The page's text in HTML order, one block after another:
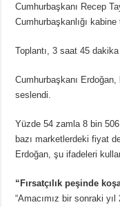
Cumhurbaşkanı Recep
Cumhurbaşkanlığı kabine
Toplantı, 3 saat 45 dakika
Cumhurbaşkanı Erdoğan,
seslendi.
Yüzde 54 zamla 8 bin
bazı marketlerdeki fiyat
Erdoğan, şu ifadeleri
“Fırsatçılık peşinde
“Amacımız bir sonraki